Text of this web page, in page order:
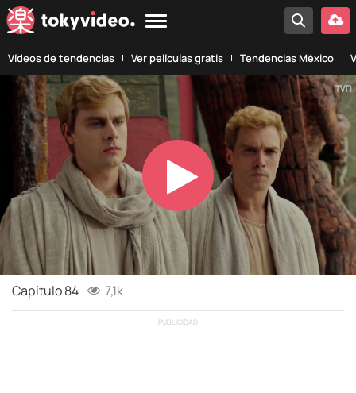
Vídeos de tendencias Ver películas gratis Tendencias México
Play
Video
Capítulo 84 7,1k
PUBLICIDAD